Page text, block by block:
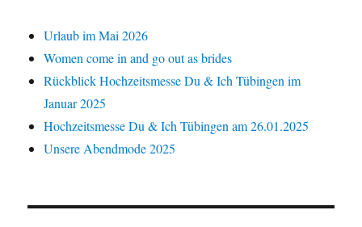
Urlaub im Mai 2026
Women come in and go out as brides
Rückblick Hochzeitsmesse Du & Ich Tübingen im
Januar 2025
Hochzeitsmesse Du & Ich Tübingen am 26.01.2025
Unsere Abendmode 2025